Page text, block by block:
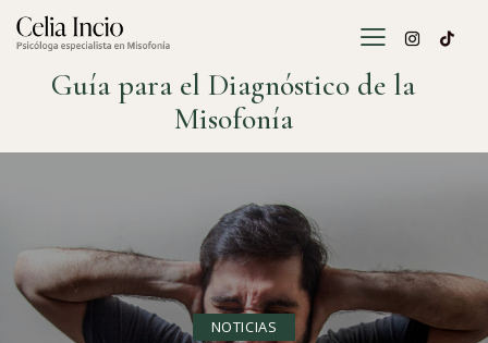
Guía para el Diagnóstico de la
Misofonía
NOTICIAS